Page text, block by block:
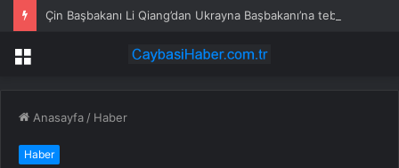
Menü
Anasayfa / Haber
Haber